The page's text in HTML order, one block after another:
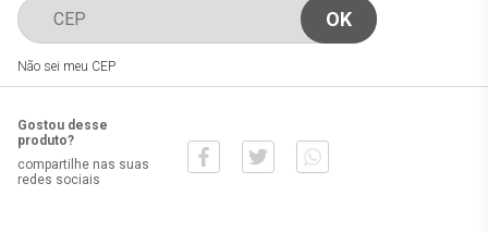
Não sei meu CEP
Gostou desse
produto?
compartilhe nas suas
redes sociais